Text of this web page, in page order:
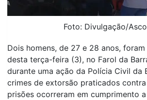
Foto: Divulgação/
Dois homens, de 27 e 28 anos,
desta terça-feira (3), no Farol da
durante uma ação da Polícia Civil da
crimes de extorsão praticados
prisões ocorreram em cumprimento